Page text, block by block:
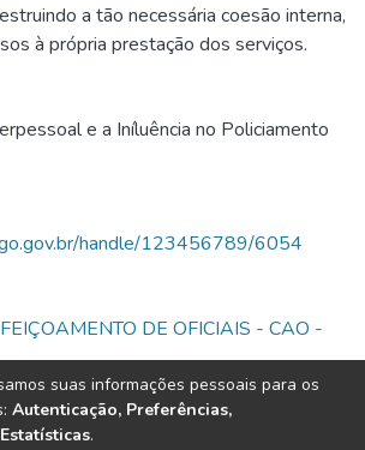
a tão necessária coesão interna,
à própria prestação dos serviços.
e a Iníluência no Policiamento
handle/123456789/6054
DE OFICIAIS - CAO -
suas informações pessoais para os
Autenticação, Preferências,
.